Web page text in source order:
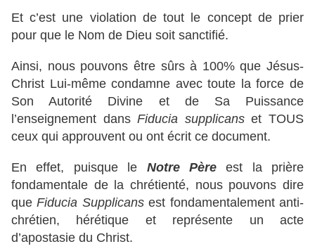
Et c’est une violation de tout le concept de prier
pour que le Nom de Dieu soit sanctifié.
Ainsi, nous pouvons être sûrs à 100% que Jésus-
Christ Lui-même condamne avec toute la force de
Son Autorité Divine et de Sa Puissance
l’enseignement dansFiducia supplicanset TOUS
ceux qui approuvent ou ont écrit ce document.
En effet, puisque le Notre Pèreest la prière
fondamentale de la chrétienté, nous pouvons dire
queFiducia Supplicansest fondamentalement anti-
chrétien, hérétique et représente un acte
d’apostasie du Christ.